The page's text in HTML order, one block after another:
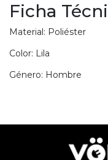
JUGAR
$
Ficha
Material: Poliéster
Color: Lila
Género: Hombre